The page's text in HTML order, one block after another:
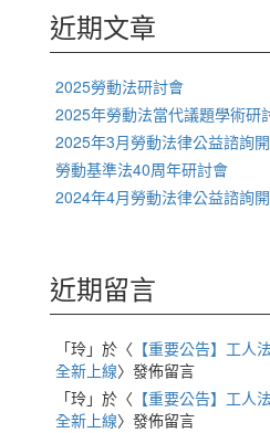
字:
近期文章
2025勞動法研討會
2025年勞動法當代議題學術研
2025年3月勞動法律公益諮詢
勞動基準法40周年研討會
2024年4月勞動法律公益諮詢
近期留言
「玲」於〈 【重要公告】工人
全新上線〉發佈留言
「玲」於〈 【重要公告】工人
全新上線〉發佈留言